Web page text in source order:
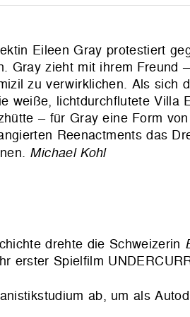
Eileen Gray protestiert
Gray zieht mit ihrem Freund
zu verwirklichen. Als sich
weiße, lichtdurchflutete Villa
– für Gray eine Form
Reenactments das
Michael Kohl
drehte die Schweizerin
erster Spielfilm
ab, um als